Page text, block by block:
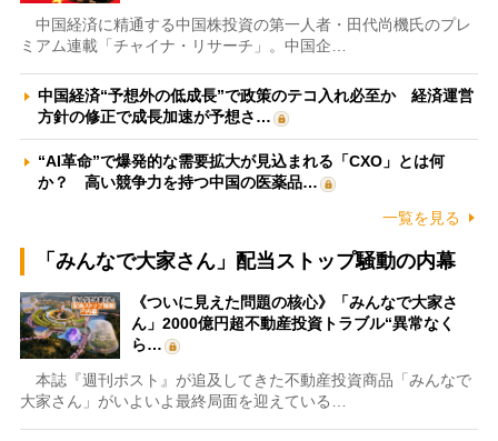
中国経済に精通する中国株投資の第一人者・田代尚機氏のプレ
ミアム連載「チャイナ・リサーチ」。中国企…
中国経済“予想外の低成長”で政策のテコ入れ必至か 経済運営
方針の修正で成長加速が予想さ…
“AI革命”で爆発的な需要拡大が見込まれる「CXO」とは何
か？ 高い競争力を持つ中国の医薬品…
一覧を見る
「みんなで大家さん」配当ストップ騒動の内幕
《ついに見えた問題の核心》「みんなで大家さ
ん」2000億円超不動産投資トラブル“異常なく
ら…
本誌『週刊ポスト』が追及してきた不動産投資商品「みんなで
大家さん」がいよいよ最終局面を迎えている…